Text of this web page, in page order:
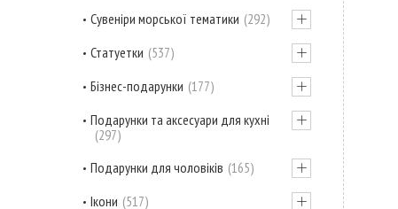
Сувеніри морської тематики 292
Статуетки 537
Бізнес-подарунки 177
Подарунки та аксесуари для кухні
297
Подарунки для чоловіків 165
Ікони 517